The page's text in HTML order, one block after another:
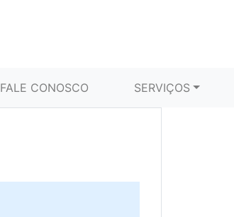
FALE CONOSCO SERVIÇOS